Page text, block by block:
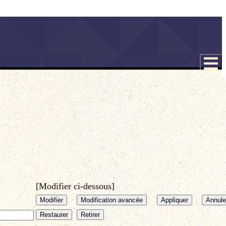
[Modifier ci-dessous]
Modifier Modification avancée Appliquer
Restaurer
Retirer